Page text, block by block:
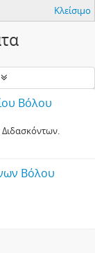
Κλείσιμο
Βόλου
Διδασκόντων.
Βόλου